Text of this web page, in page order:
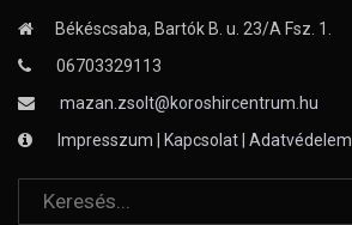
Békéscsaba, Bartók B. u. 23/A Fsz. 1.
06703329113
mazan.zsolt@koroshircentrum.hu
Impresszum | Kapcsolat| Adatvédelem